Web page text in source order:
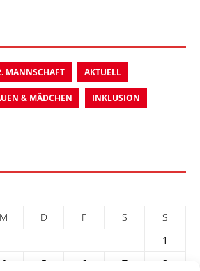
MANNSCHAFT AKTUELL
& MÄDCHEN INKLUSION
M D F S
S
1
4 5 6 7
8